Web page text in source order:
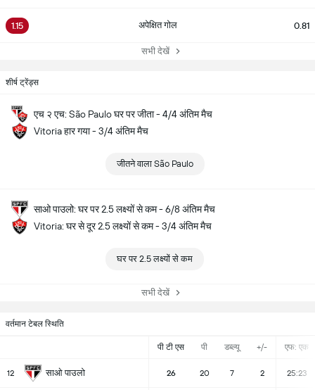
1.15 अपेक्षित गोल 0.81
सभी देखें
शीर्ष ट्रेंड्स
एच २ एच: São Paulo घर पर जीता - 4/4 अंतिम मैच
Vitoria हार गया - 3/4 अंतिम मैच
जीतने वाला São Paulo
साओ पाउलो: घर पर 2.5 लक्ष्यों से कम - 6/8 अंतिम मैच
Vitoria: घर से दूर 2.5 लक्ष्यों से कम - 3/4 अंतिम मैच
घर पर 2.5 लक्ष्यों से कम
सभी देखें
वर्तमान टेबल स्थिति
पी टी एस पी डब्ल्यू +/- एफ: एक
12 साओ पाउलो 26 20 7 2 25:23